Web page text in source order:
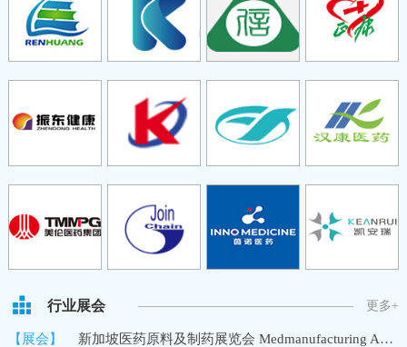
行业展会 更多+
【展会】
新加坡医药原料及制药展览会 Medmanufacturing Asia/MMA